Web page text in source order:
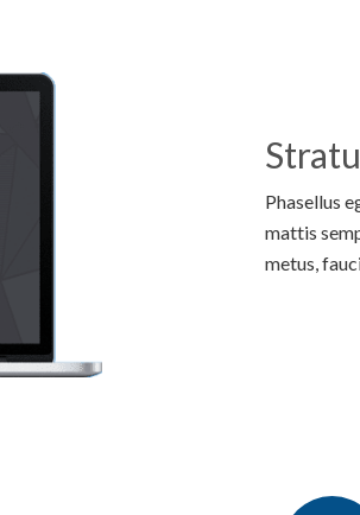
Phasellus
mattis
metus,